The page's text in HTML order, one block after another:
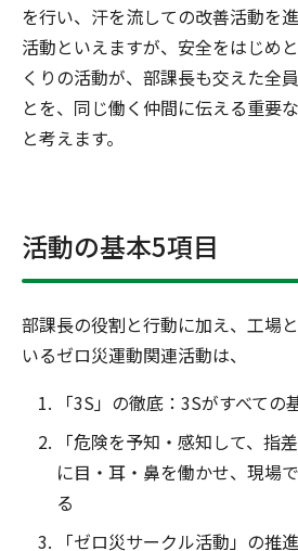
を行い、汗を流しての改善活動を
活動といえますが、安全をはじめ
くりの活動が、部課長も交えた全
とを、同じ働く仲間に伝える重要
と考えます。
活動の基本5項目
部課長の役割と行動に加え、工場
いるゼロ災運動関連活動は、
「3S」の徹底：3Sがすべて
「危険を予知・感知して、指
に目・耳・鼻を働かせ、現場
る
「ゼロ災サークル活動」の推進